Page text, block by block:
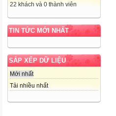
22 khách và 0 thành viên
TIN TỨC MỚI NHẤT
SẮP XẾP DỮ LIỆU
Mới nhất
Tải nhiều nhất